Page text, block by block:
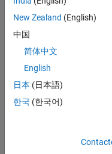
Check MISRA C:2023
Topics
Check for and Review
1All MISRA coding
Consortium Limited
documentation
New Zealand (English)
中国
简体中文
English
日本 (日本語)
한국 (한국어)